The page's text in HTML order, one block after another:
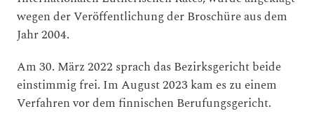
wegen der Veröffentlichung der Broschüre aus dem
Jahr 2004.
Am 30. März 2022 sprach das Bezirksgericht beide
einstimmig frei. Im August 2023 kam es zu einem
Verfahren vor dem finnischen Berufungsgericht.